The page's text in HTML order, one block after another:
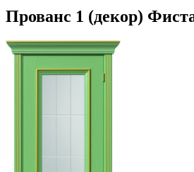
Прованс 1 (декор)